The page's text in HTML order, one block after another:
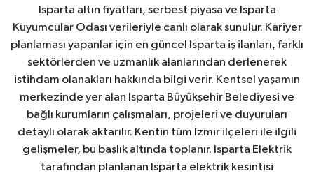
Isparta altın fiyatları, serbest piyasa ve Isparta
Kuyumcular Odası verileriyle canlı olarak sunulur. Kariyer
planlaması yapanlar için en güncel Isparta iş ilanları, farklı
sektörlerden ve uzmanlık alanlarından derlenerek
istihdam olanakları hakkında bilgi verir. Kentsel yaşamın
merkezinde yer alan Isparta Büyükşehir Belediyesi ve
bağlı kurumların çalışmaları, projeleri ve duyuruları
detaylı olarak aktarılır. Kentin tüm İzmir ilçeleri ile ilgili
gelişmeler, bu başlık altında toplanır. Isparta Elektrik
tarafından planlanan Isparta elektrik kesintisi
İletişim
Künye